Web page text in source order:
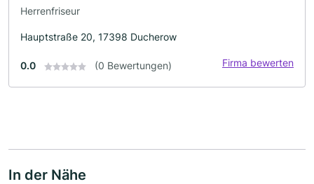
Herrenfriseur
Hauptstraße 20, 17398 Ducherow
0.0 (0 Bewertungen) Firma bewerten
In der Nähe